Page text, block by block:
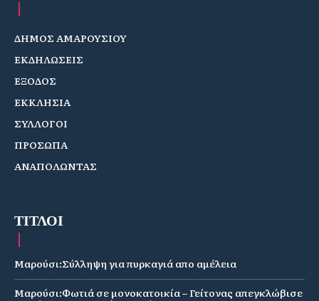
ΔΗΜΟΣ ΑΜΑΡΟΥΣΙΟΥ
ΕΚΔΗΛΩΣΕΙΣ
ΕΞΟΔΟΣ
ΕΚΚΛΗΣΙΑ
ΣΥΛΛΟΓΟΙ
ΠΡΟΣΩΠΑ
ΑΝΑΠΟΛΩΝΤΑΣ
ΤΙΤΛΟΙ
Μαρούσι:Σύλληψη για πυρκαγιά απο αμέλεια
Μαρούσι:Φωτιά σε μονοκατοικία – Γείτονας απεγκλώβισε